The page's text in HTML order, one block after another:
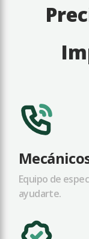
Equipo de
ayudarte.